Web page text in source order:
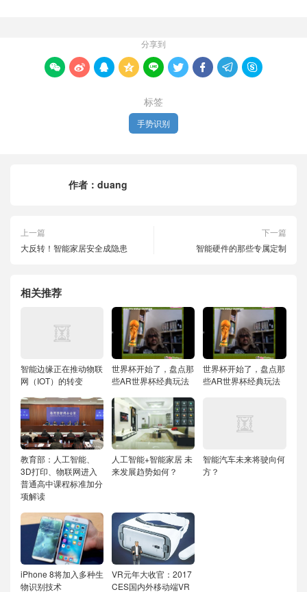
分享到
        
标签
手势识别
作者： duang
上一篇
大反转！智能家居安全成隐患
下一篇
智能硬件的那些专属定制
相关推荐
智能边缘正在推动物联
网（IOT）的转变
世界杯开始了，盘点那
些AR世界杯经典玩法
世界杯开始了，盘点那
些AR世界杯经典玩法
教育部：人工智能、
3D打印、物联网进入
普通高中课程标准加分
项解读
人工智能+智能家居 未
来发展趋势如何？
智能汽车未来将驶向何
方？
iPhone 8将加入多种生
物识别技术
VR元年大收官：2017
CES国内外移动端VR